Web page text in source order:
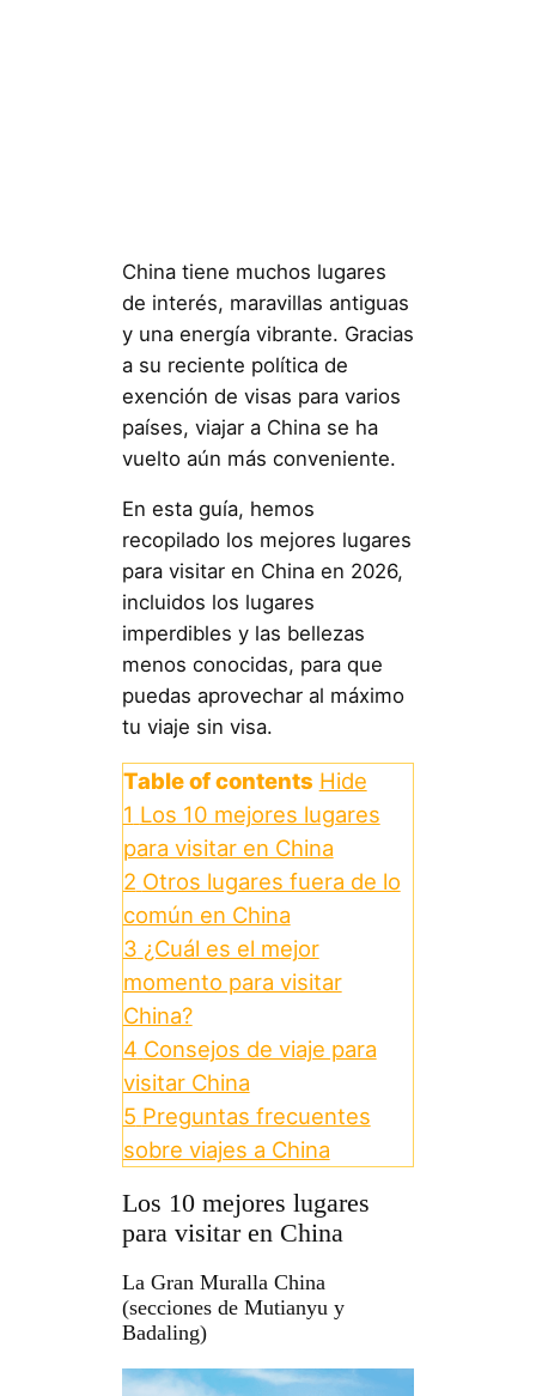
China tiene muchos lugares
de interés, maravillas antiguas
y una energía vibrante. Gracias
a su reciente política de
exención de visas para varios
países, viajar a China se ha
vuelto aún más conveniente.
En esta guía, hemos
recopilado los mejores lugares
para visitar en China en 2026,
incluidos los lugares
imperdibles y las bellezas
menos conocidas, para que
puedas aprovechar al máximo
tu viaje sin visa.
Table of contents Hide
1 Los 10 mejores lugares
para visitar en China
2 Otros lugares fuera de lo
común en China
3 ¿Cuál es el mejor
momento para visitar
China?
4 Consejos de viaje para
visitar China
5 Preguntas frecuentes
sobre viajes a China
Los 10 mejores lugares
para visitar en China
La Gran Muralla China
(secciones de Mutianyu y
Badaling)